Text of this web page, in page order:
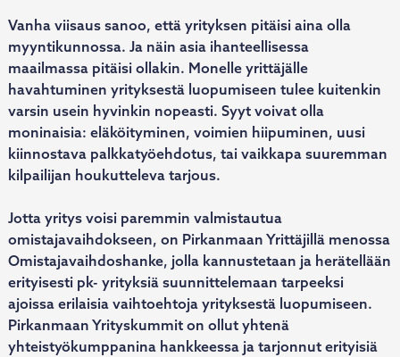
Vanha viisaus sanoo, että yrityksen pitäisi aina olla
myyntikunnossa. Ja näin asia ihanteellisessa
maailmassa pitäisi ollakin. Monelle yrittäjälle
havahtuminen yrityksestä luopumiseen tulee kuitenkin
varsin usein hyvinkin nopeasti. Syyt voivat olla
moninaisia: eläköityminen, voimien hiipuminen, uusi
kiinnostava palkkatyöehdotus, tai vaikkapa suuremman
kilpailijan houkutteleva tarjous.
Jotta yritys voisi paremmin valmistautua
omistajavaihdokseen, on Pirkanmaan Yrittäjillä menossa
Omistajavaihdoshanke, jolla kannustetaan ja herätellään
erityisesti pk- yrityksiä suunnittelemaan tarpeeksi
ajoissa erilaisia vaihtoehtoja yrityksestä luopumiseen.
Pirkanmaan Yrityskummit on ollut yhtenä
yhteistyökumppanina hankkeessa ja tarjonnut erityisiä